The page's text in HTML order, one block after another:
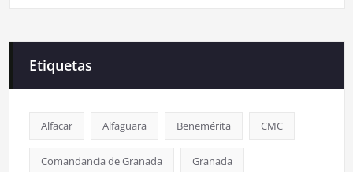
Etiquetas
Alfacar Alfaguara Benemérita CMC
Comandancia de Granada Granada